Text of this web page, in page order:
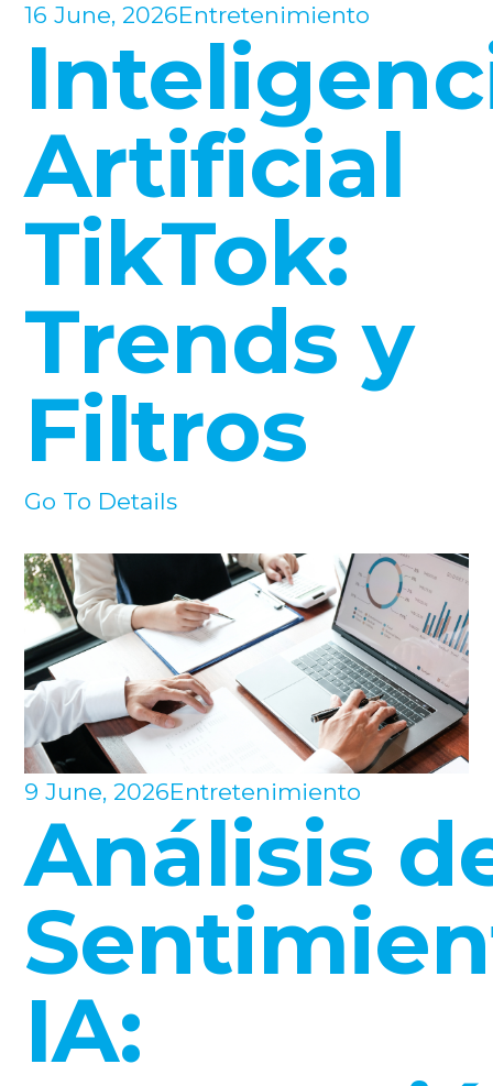
16 June, 2026Entretenimiento
Artificial
TikTok:
Trends y
Filtros
Go To Details
9 June, 2026Entretenimiento
Análisis
IA: